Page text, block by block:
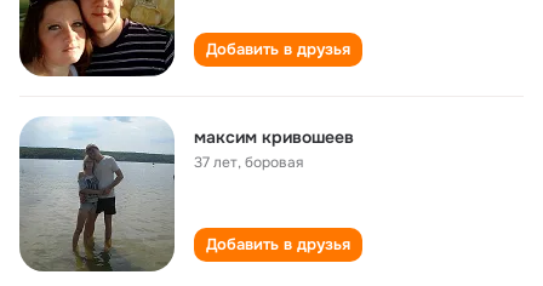
Добавить в друзья
максим кривошеев
37 лет,боровая
Добавить в друзья